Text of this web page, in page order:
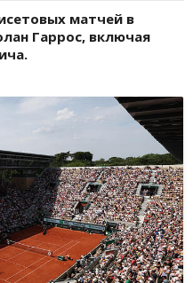
матчей в
Гаррос, включая